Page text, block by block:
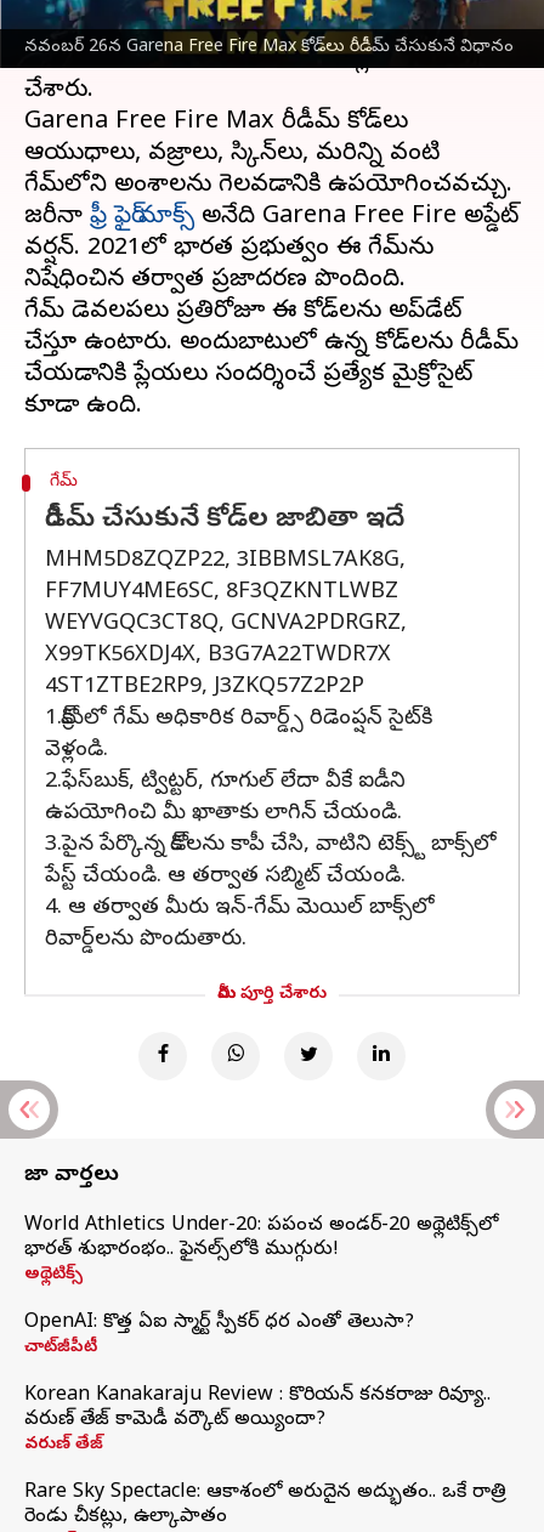
నవంబర్ 26న Garena Free Fire Max కోడ్‌లు రీడీమ్ చేసుకునే విధానం
నవంబర్ 26వ తేదీకి సంబంధించిన Garena Free
Fire Max రీడీమ్ కోడ్‌లను డెవలపర్లు విడుదల
చేశారు.
Garena Free Fire Max రీడీమ్ కోడ్‌లు
ఆయుధాలు, వజ్రాలు, స్కిన్‌లు, మరిన్ని వంటి
గేమ్‌లోని అంశాలను గెలవడానికి ఉపయోగించవచ్చు.
జరీనా ఫ్రీ ఫైర్ మాక్స్ అనేది Garena Free Fire అప్డేట్
వర్షన్. 2021లో భారత ప్రభుత్వం ఈ గేమ్‌ను
నిషేధించిన తర్వాత ప్రజాదరణ పొందింది.
గేమ్ డెవలపర్‌లు ప్రతిరోజూ ఈ కోడ్‌లను అప్‌డేట్
చేస్తూ ఉంటారు. అందుబాటులో ఉన్న కోడ్‌లను రీడీమ్
చేయడానికి ప్లేయర్‌లు సందర్శించే ప్రత్యేక మైక్రోసైట్
గేమ్
రీడీమ్ చేసుకునే కోడ్‌ల జాబితా ఇదే
MHM5D8ZQZP22, 3IBBMSL7AK8G,
FF7MUY4ME6SC, 8F3QZKNTLWBZ
WEYVGQC3CT8Q, GCNVA2PDRGRZ,
X99TK56XDJ4X, B3G7A22TWDR7X
4ST1ZTBE2RP9, J3ZKQ57Z2P2P
1.క్రోమ్‌లో గేమ్ అధికారిక రివార్డ్స్ రిడెంప్షన్ సైట్‌కి
వెళ్లండి.
2.ఫేస్‌బుక్, ట్విట్టర్, గూగుల్ లేదా వీకే ఐడీని
ఉపయోగించి మీ ఖాతాకు లాగిన్ చేయండి.
3.పైన పేర్కొన్న కోడ్‌లను కాపీ చేసి, వాటిని టెక్స్ట్ బాక్స్‌లో
పేస్ట్ చేయండి. ఆ తర్వాత సబ్మిట్ చేయండి.
4. ఆ తర్వాత మీరు ఇన్-గేమ్ మెయిల్ బాక్స్‌లో
రివార్డ్‌లను పొందుతారు.
మీరు పూర్తి చేశారు
తాజా వార్తలు
World Athletics Under-20: ప్రపంచ అండర్-20 అథ్లెటిక్స్‌లో
భారత్‌ శుభారంభం.. ఫైనల్స్‌లోకి ముగ్గురు!
అథ్లెటిక్స్
OpenAI: కొత్త ఏఐ స్మార్ట్ స్పీకర్ ధర ఎంతో తెలుసా?
చాట్‌జీపీటీ
Korean Kanakaraju Review : కొరియన్ కనకరాజు రివ్యూ..
వరుణ్ తేజ్ కామెడీ వర్కౌట్ అయ్యిందా?
వరుణ్ తేజ్
Rare Sky Spectacle: ఆకాశంలో అరుదైన అద్భుతం.. ఒకే రాత్రి
రెండు చీకట్లు, ఉల్కాపాతం